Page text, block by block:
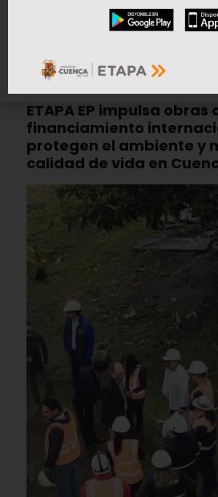
ETAPA EP impulsa obras
financiamiento
protegen el ambiente y
calidad de vida en